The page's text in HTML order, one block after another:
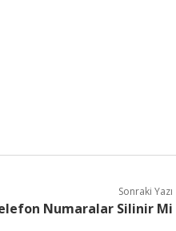
Sonraki Yazı
Numaralar Silinir Mi